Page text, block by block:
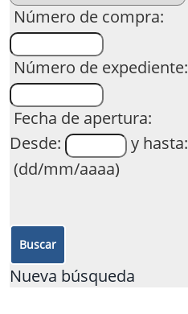
Número de compra:
Número de expediente:
Fecha de apertura:
Desde:
y hasta:
(dd/mm/aaaa)
Nueva búsqueda